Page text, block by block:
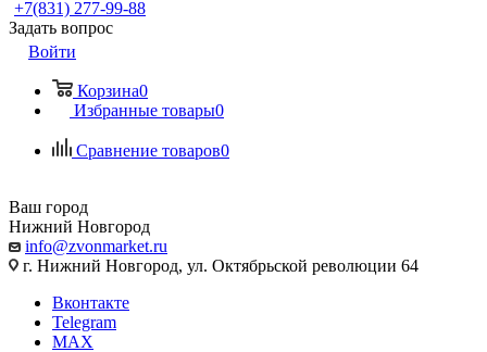
+7(831) 277-99-88
Задать вопрос
Войти
Корзина0
Избранные товары0
Сравнение товаров0
Ваш город
Нижний Новгород
info@zvonmarket.ru
г. Нижний Новгород, ул. Октябрьской революции 64
Вконтакте
Telegram
MAX